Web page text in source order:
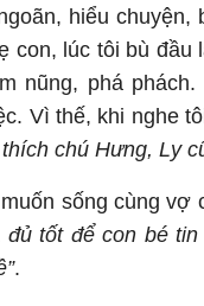
hiểu chuyện,
con, lúc tôi bù đầu
nũng, phá
Vì thế, khi nghe
thích chú Hưng, Ly
sống cùng vợ
đủ tốt để con bé
.